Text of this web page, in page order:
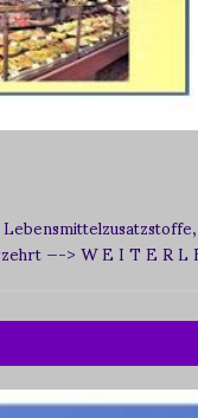
—-> W E I T E R L